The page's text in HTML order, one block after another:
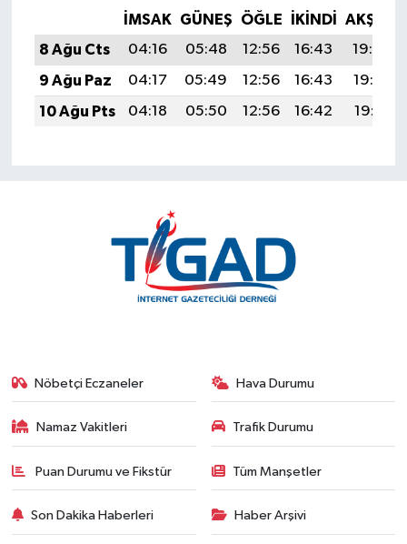
İMSAK GÜNEŞ ÖĞLE İKINDI
AKŞAM
8 Ağu Cts
04:16 05:48 12:56 16:43
19:54
9 Ağu Paz
04:17 05:49 12:56 16:43
19:53
10 Ağu Pts
04:18 05:50 12:56 16:42 19:51
Nöbetçi Eczaneler Hava Durumu
Namaz Vakitleri Trafik Durumu
Puan Durumu ve Fikstür Tüm Manşetler
Son Dakika Haberleri Haber Arşivi